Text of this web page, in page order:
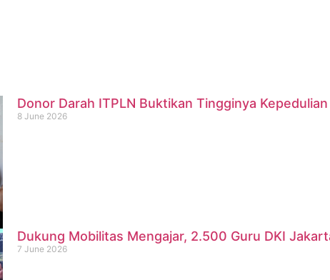
Donor Darah ITPLN Buktikan Tingginya
8 June 2026
Dukung Mobilitas Mengajar, 2.500 Guru DKI
7 June 2026